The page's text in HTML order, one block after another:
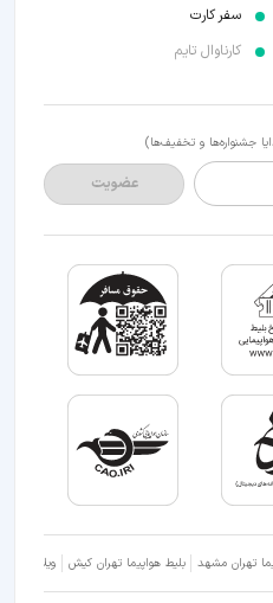
سفر کارت
کارناوال تایم
جشنواره‌ها و تخفیف‌ها)
عضویت
تهران مشهد بلیط هواپیما تهران کیش ویلا شمال